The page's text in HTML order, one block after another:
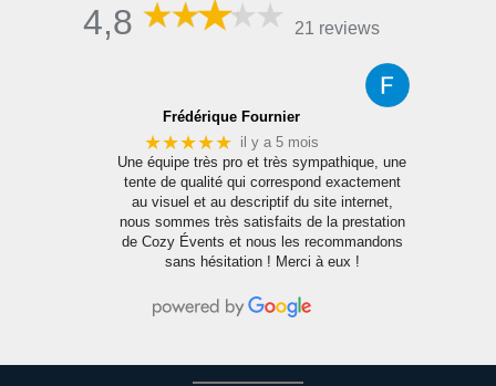
4,8 21 reviews
Frédérique Fournier
★★★★★ il y a 5 mois
Une équipe très pro et très sympathique, une
tente de qualité qui correspond exactement
au visuel et au descriptif du site internet,
nous sommes très satisfaits de la prestation
de Cozy Évents et nous les recommandons
sans hésitation ! Merci à eux !